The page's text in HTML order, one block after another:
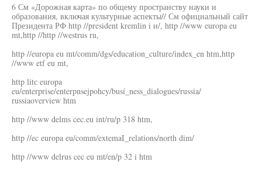
6 См «Дорожная карта» по общему пространству науки и
образования, включая культурные аспекты// См официальный сайт
Президента РФ http //president kremlin i и/, http //www europa eu
mt,http //http //westrus ru,
http //europa eu mt/comm/dgs/education_culture/index_en htm,http
//www etf eu mt,
http litс europa
eu/enterprise/enterpnsejpohcy/busí_ness_dialogues/russia/
russiaoverview htm
http //www delms cec.eu int/ru/p 318 htm,
http //ec europa eu/comm/extemaI_relations/north dim/
http //www delrus cec eu mt/en/p 32 i htm